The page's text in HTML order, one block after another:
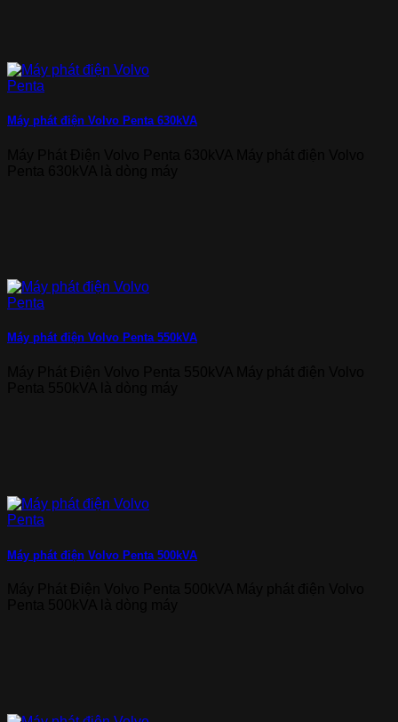
Máy phát điện Volvo Penta 630kVA
Máy phát điện Volvo Penta 550kVA
Máy phát điện Volvo Penta 500kVA